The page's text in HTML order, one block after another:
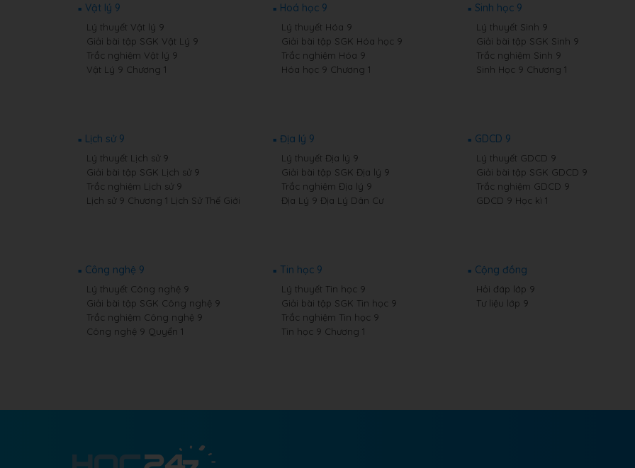
Vật lý 9
Lý thuyết Vật lý 9
Giải bài tập SGK Vật Lý 9
Trắc nghiệm Vật lý 9
Vật Lý 9 Chương 1
Hoá học 9
Lý thuyết Hóa 9
Giải bài tập SGK Hóa học 9
Trắc nghiệm Hóa 9
Hóa học 9 Chương 1
Sinh học 9
Lý thuyết Sinh 9
Giải bài tập SGK Sinh 9
Trắc nghiệm Sinh 9
Sinh Học 9 Chương 1
Lịch sử 9
Lý thuyết Lịch sử 9
Giải bài tập SGK Lịch sử 9
Trắc nghiệm Lịch sử 9
Lịch sử 9 Chương 1 Lịch Sử Thế Giới
Địa lý 9
Lý thuyết Địa lý 9
Giải bài tập SGK Địa lý 9
Trắc nghiệm Địa lý 9
Địa Lý 9 Địa Lý Dân Cư
GDCD 9
Lý thuyết GDCD 9
Giải bài tập SGK GDCD 9
Trắc nghiệm GDCD 9
GDCD 9 Học kì 1
Công nghệ 9
Lý thuyết Công nghệ 9
Giải bài tập SGK Công nghệ 9
Trắc nghiệm Công nghệ 9
Công nghệ 9 Quyển 1
Tin học 9
Lý thuyết Tin học 9
Giải bài tập SGK Tin học 9
Trắc nghiệm Tin học 9
Tin học 9 Chương 1
Cộng đồng
Hỏi đáp lớp 9
Tư liệu lớp 9